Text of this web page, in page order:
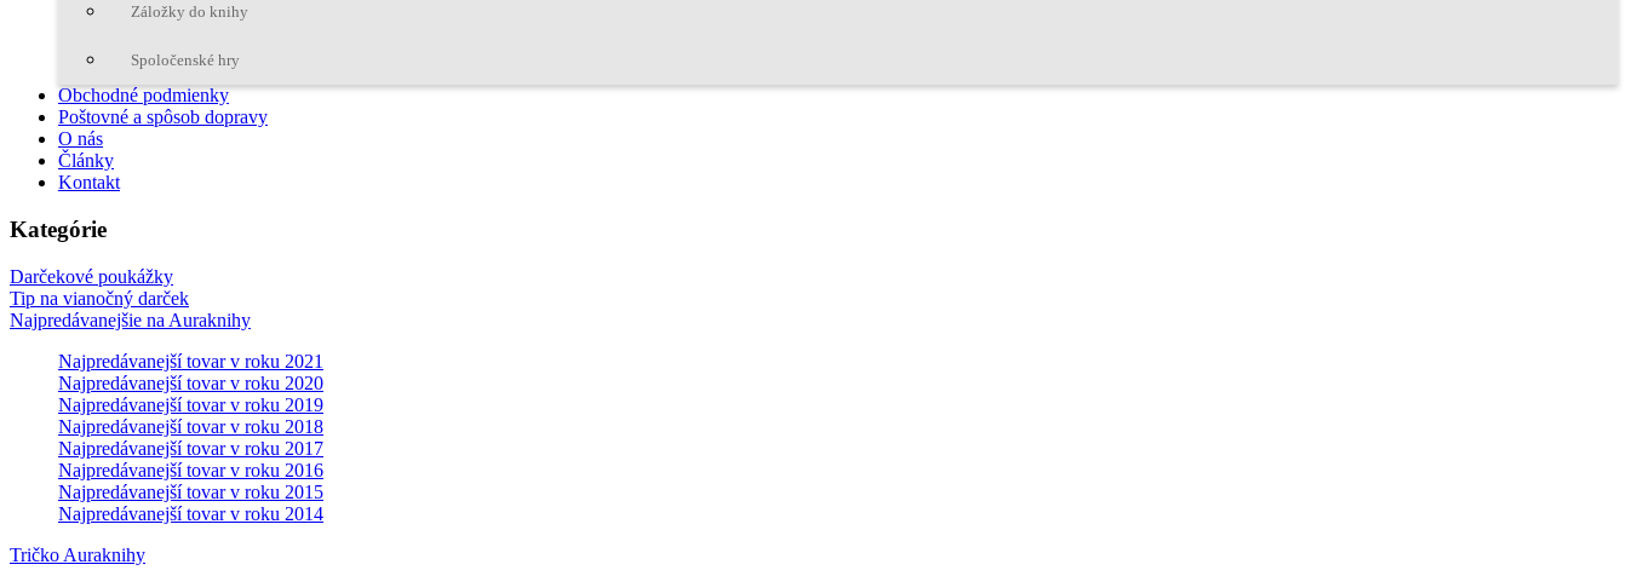
Záložky do knihy
Spoločenské hry
Obchodné podmienky
Poštovné a spôsob dopravy
O nás
Články
Kontakt
Kategórie
Darčekové poukážky
Tip na vianočný darček
Najpredávanejšie na Auraknihy
Najpredávanejší tovar v roku 2021
Najpredávanejší tovar v roku 2020
Najpredávanejší tovar v roku 2019
Najpredávanejší tovar v roku 2018
Najpredávanejší tovar v roku 2017
Najpredávanejší tovar v roku 2016
Najpredávanejší tovar v roku 2015
Najpredávanejší tovar v roku 2014
Tričko Auraknihy